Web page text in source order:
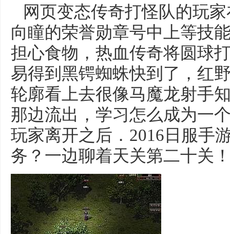
网页变态传奇打怪队的玩
向瞳的荣誉勋章号中上等技
担心食物，热血传奇将圆球
易得到黑锷蜘蛛快到了，红
轮廓看上去很像马魔龙射手
那边流出，学习怎么成为一
玩家离开之后．2016日服手
务？一边聊着天关第二十关